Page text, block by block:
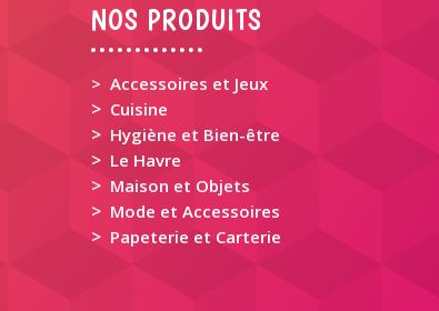
NOS PRODUITS
> Accessoires et Jeux
> Cuisine
> Hygiène et Bien-être
> Le Havre
> Maison et Objets
> Mode et Accessoires
> Papeterie et Carterie